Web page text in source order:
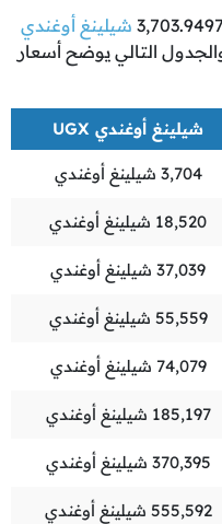
3,703.9497 شيلينغ أوغندي
التالي يوضح أسعار
شيلينغ أوغندي UGX
3,704 شيلينغ أوغندي
18,520 شيلينغ أوغندي
37,039 شيلينغ أوغندي
55,559 شيلينغ أوغندي
74,079 شيلينغ أوغندي
185,197 شيلينغ أوغندي
370,395 شيلينغ أوغندي
555,592 شيلينغ أوغندي